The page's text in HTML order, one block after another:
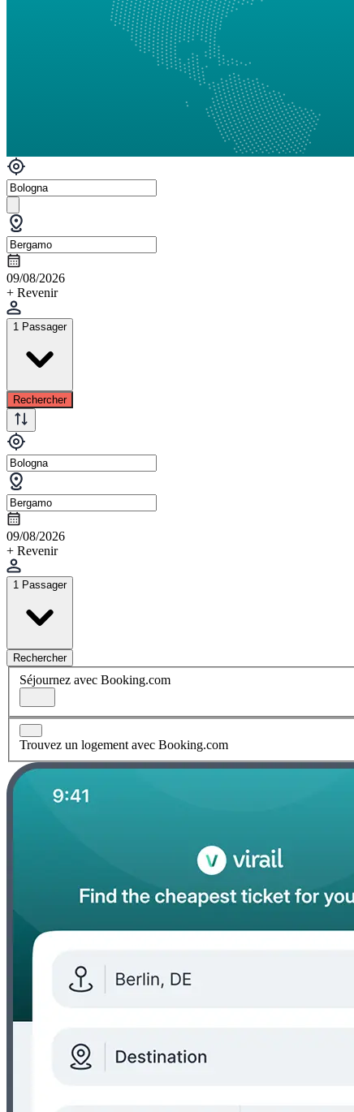
09/08/2026
+ Revenir
1 Passager
Rechercher
09/08/2026
+ Revenir
1 Passager
Rechercher
Séjournez avec Booking.com
Trouvez un logement avec Booking.com